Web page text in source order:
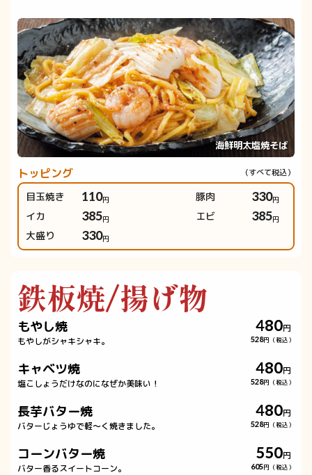
海鮮明太塩焼そば
トッピング
目玉焼き 110円 豚肉 330円
イカ 385円 エビ 385円
大盛り 330円
鉄板焼/揚げ物
もやし焼
もやしがシャキシャキ。
480円
528円（税込）
キャベツ焼
塩こしょうだけなのになぜか美味い！
480円
528円（税込）
長芋バター焼
バターじょうゆで軽〜く焼きました。
480円
528円（税込）
コーンバター焼
バター香るスイートコーン。
550円
605円（税込）